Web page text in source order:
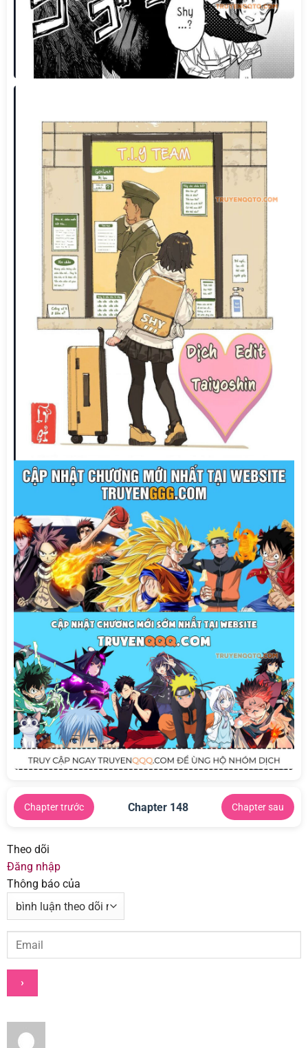
Chapter trước Chapter 148 Chapter sau
Theo dõi
Đăng nhập
Thông báo của